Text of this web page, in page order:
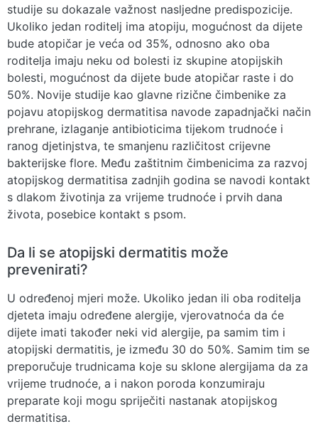
studije su dokazale važnost nasljedne predispozicije.
Ukoliko jedan roditelj ima atopiju, mogućnost da dijete
bude atopičar je veća od 35%, odnosno ako oba
roditelja imaju neku od bolesti iz skupine atopijskih
bolesti, mogućnost da dijete bude atopičar raste i do
50%. Novije studije kao glavne rizične čimbenike za
pojavu atopijskog dermatitisa navode zapadnjački način
prehrane, izlaganje antibioticima tijekom trudnoće i
ranog djetinjstva, te smanjenu različitost crijevne
bakterijske flore. Među zaštitnim čimbenicima za razvoj
atopijskog dermatitisa zadnjih godina se navodi kontakt
s dlakom životinja za vrijeme trudnoće i prvih dana
života, posebice kontakt s psom.
Da li se atopijski dermatitis može
prevenirati?
U određenoj mjeri može. Ukoliko jedan ili oba roditelja
djeteta imaju određene alergije, vjerovatnoća da će
dijete imati također neki vid alergije, pa samim tim i
atopijski dermatitis, je između 30 do 50%. Samim tim se
preporučuje trudnicama koje su sklone alergijama da za
vrijeme trudnoće, a i nakon poroda konzumiraju
preparate koji mogu spriječiti nastanak atopijskog
dermatitisa.